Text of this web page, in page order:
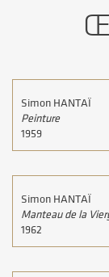
Simon HANTAÏ
Peinture
1959
Simon HANTAÏ
Manteau de la
1962